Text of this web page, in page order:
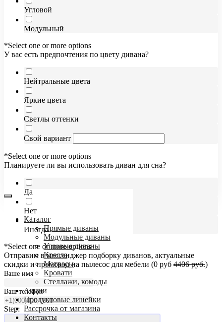
Угловой
Модульный
*Select one or more options
У вас есть предпочтения по цвету дивана?
Нейтральные цвета
Яркие цвета
Светлы оттенки
Свой вариант
*Select one or more options
Планируете ли вы использовать диван для сна?
Да
Нет
Иногда
*Select one or more options
Отправим в мессенджер подборку диванов, актуальные
скидки и промокод на пылесос для мебели (0 руб 4406 руб.)
Ваше имя
Ваш телефон
Step:
Каталог
Прямые диваны
Модульные диваны
Угловые диваны
Кресла
Матрасы
Кровати
Стеллажи, комоды
Акции
Продуктовые линейки
Рассрочка от магазина
Контакты